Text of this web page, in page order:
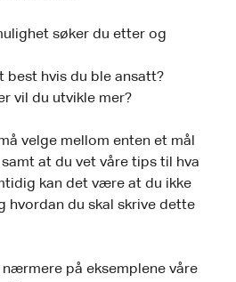
søker du etter og
best hvis du ble ansatt?
vil du utvikle mer?
velge mellom enten et mål
at du vet våre tips til hva
kan det være at du ikke
hvordan du skal skrive dette
på eksemplene våre